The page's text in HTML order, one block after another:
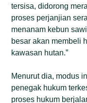
tersisa, didorong
proses perjanjian
menanam kebun
besar akan membeli
kawasan hutan.”
Menurut dia, modus
penegak hukum
proses hukum